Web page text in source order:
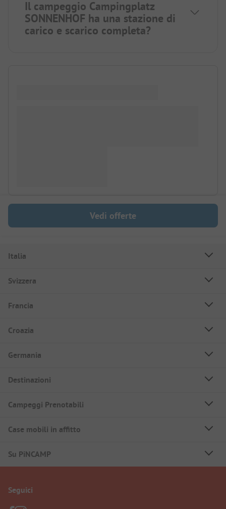
Il campeggio Campingplatz
SONNENHOF ha una stazione di
carico e scarico completa?
Vedi offerte
Italia
Svizzera
Francia
Croazia
Germania
Destinazioni
Campeggi Prenotabili
Case mobili in affitto
Su PiNCAMP
Seguici